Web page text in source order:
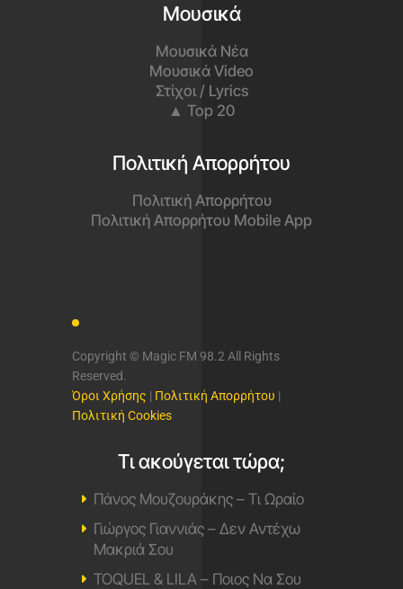
Μουσικά
Μουσικά Νέα
Μουσικά Video
Στίχοι / Lyrics
▲ Top 20
Πολιτική Απορρήτου
Πολιτική Απορρήτου
Πολιτική Απορρήτου Mobile App
Copyright © Magic FM 98.2 All Rights
Reserved.
Όροι Χρήσης | Πολιτική Απορρήτου |
Πολιτική Cookies
Τι ακούγεται τώρα;
Πάνος Μουζουράκης – Τι Ωραίο
Γιώργος Γιαννιάς – Δεν Αντέχω
Μακριά Σου
TOQUEL & LILA – Ποιος Να Σου